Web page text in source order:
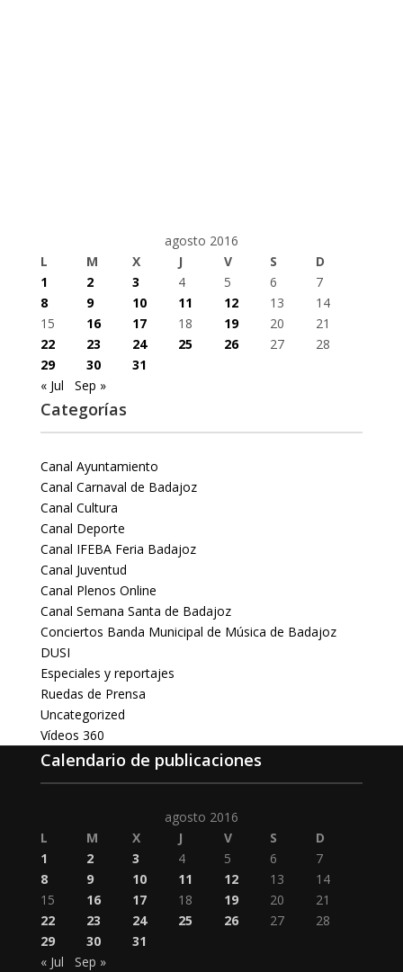
agosto 2016
L
M X J V S
D
1
2 3 4 5 6
7
8
9 10 11 12 13
14
15
16 17 18 19 20
21
22
23 24 25 26 27
28
29
30
31
« Jul
Sep »
Categorías
Canal Ayuntamiento
Canal Carnaval de Badajoz
Canal Cultura
Canal Deporte
Canal IFEBA Feria Badajoz
Canal Juventud
Canal Plenos Online
Canal Semana Santa de Badajoz
Conciertos Banda Municipal de Música de Badajoz
DUSI
Especiales y reportajes
Ruedas de Prensa
Uncategorized
Vídeos 360
Calendario de publicaciones
agosto 2016
L
M X J V S
D
1
2 3 4 5 6
7
8
9 10 11 12 13
14
15
16 17 18 19 20
21
22
23 24 25 26 27
28
29
30
31
« Jul
Sep »